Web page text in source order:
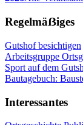
Regelmäẞiges
Gutshof besichtigen
Arbeitsgruppe
Sport auf dem
Bautagebuch:
Interessantes